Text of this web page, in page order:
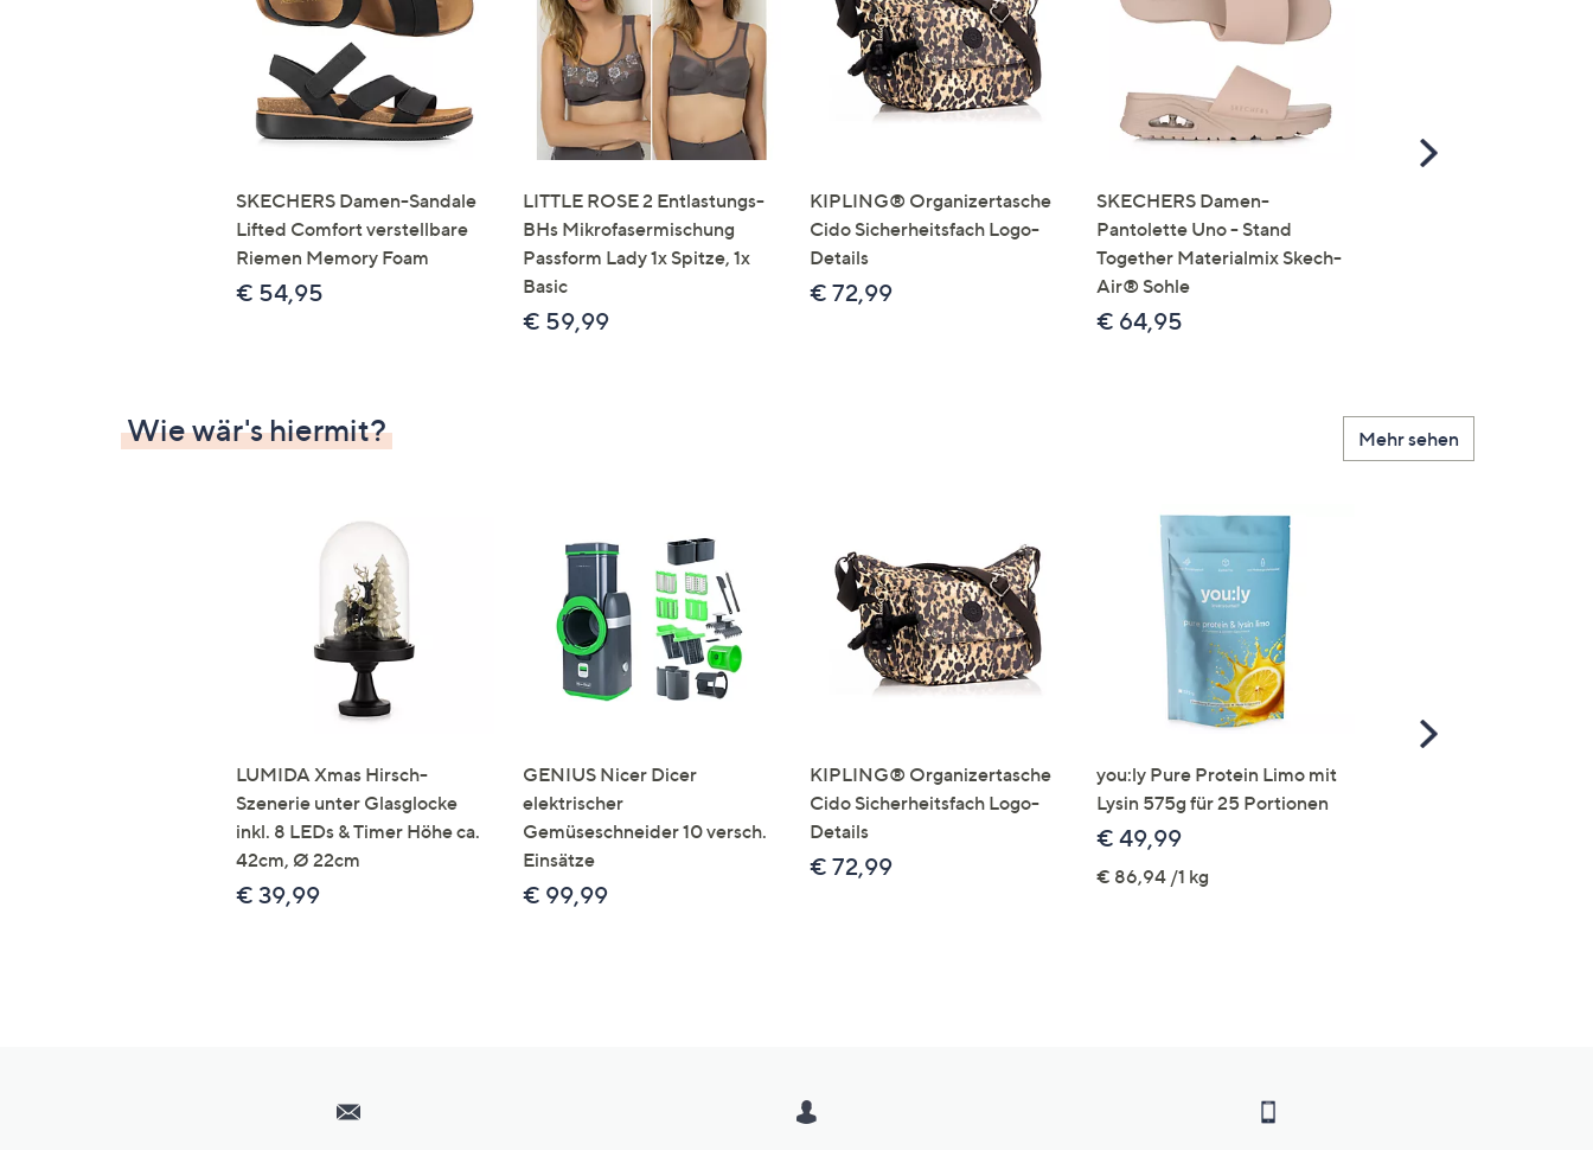
SKECHERS Damen-Sandale
Lifted Comfort verstellbare
Riemen Memory Foam
€ 54,95
LITTLE ROSE 2 Entlastungs-
BHs Mikrofasermischung
Passform Lady 1x Spitze, 1x
Basic
€ 59,99
KIPLING® Organizertasche
Cido Sicherheitsfach Logo-
Details
€ 72,99
SKECHERS Damen-
Pantolette Uno - Stand
Together Materialmix Skech-
Air® Sohle
€ 64,95
Scroll
Wie wär's hiermit? Mehr sehen
LUMIDA Xmas Hirsch-
Szenerie unter Glasglocke
inkl. 8 LEDs & Timer Höhe ca.
42cm, Ø 22cm
€ 39,99
GENIUS Nicer Dicer
elektrischer
Gemüseschneider 10 versch.
Einsätze
€ 99,99
KIPLING® Organizertasche
Cido Sicherheitsfach Logo-
Details
€ 72,99
you:ly Pure Protein Limo mit
Lysin 575g für 25 Portionen
€ 49,99
€ 86,94 /1 kg
Scroll